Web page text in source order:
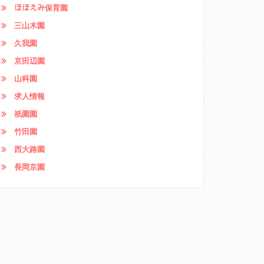
ほほえみ保育園
三山木園
久我園
京田辺園
山科園
求人情報
祇園園
竹田園
西大路園
長岡京園